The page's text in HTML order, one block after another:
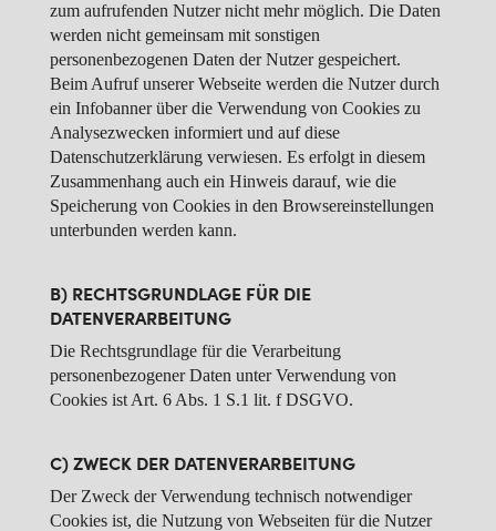
zum aufrufenden Nutzer nicht mehr möglich. Die Daten
werden nicht gemeinsam mit sonstigen
personenbezogenen Daten der Nutzer gespeichert.
Beim Aufruf unserer Webseite werden die Nutzer durch
ein Infobanner über die Verwendung von Cookies zu
Analysezwecken informiert und auf diese
Datenschutzerklärung verwiesen. Es erfolgt in diesem
Zusammenhang auch ein Hinweis darauf, wie die
Speicherung von Cookies in den Browsereinstellungen
unterbunden werden kann.
B) RECHTSGRUNDLAGE FÜR DIE
DATENVERARBEITUNG
Die Rechtsgrundlage für die Verarbeitung
personenbezogener Daten unter Verwendung von
Cookies ist Art. 6 Abs. 1 S.1 lit. f DSGVO.
C) ZWECK DER DATENVERARBEITUNG
Der Zweck der Verwendung technisch notwendiger
Cookies ist, die Nutzung von Webseiten für die Nutzer